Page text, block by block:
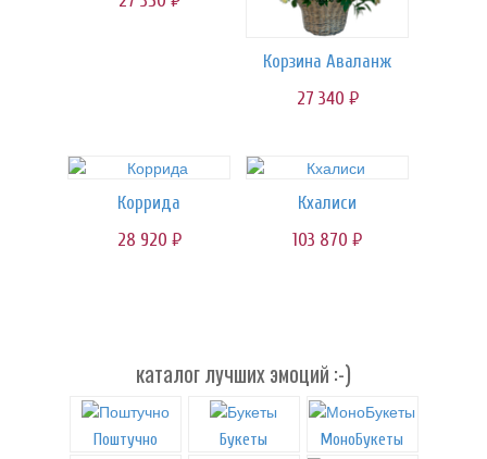
Корзина Аваланж
27 340 руб.
Коррида
28 920 руб.
Кхалиси
103 870 руб.
каталог лучших эмоций :-)
Поштучно Букеты МоноБукеты